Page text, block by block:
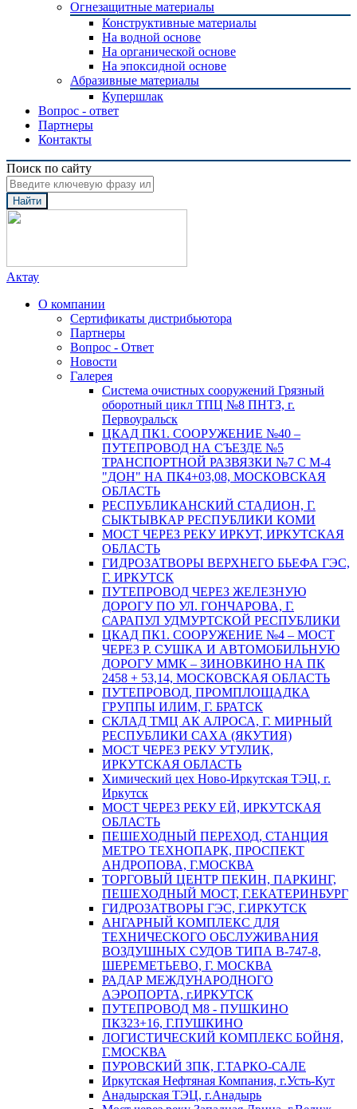
Огнезащитные материалы
Конструктивные материалы
На водной основе
На органической основе
На эпоксидной основе
Абразивные материалы
Купершлак
Вопрос - ответ
Партнеры
Контакты
Поиск по сайту
Найти
Актау
О компании
Сертификаты дистрибьютора
Партнеры
Вопрос - Ответ
Новости
Галерея
Система очистных сооружений Грязный
оборотный цикл ТПЦ №8 ПНТЗ, г.
Первоуральск
ЦКАД ПК1. СООРУЖЕНИЕ №40 –
ПУТЕПРОВОД НА СЪЕЗДЕ №5
ТРАНСПОРТНОЙ РАЗВЯЗКИ №7 С М-4
"ДОН" НА ПК4+03,08, МОСКОВСКАЯ
ОБЛАСТЬ
РЕСПУБЛИКАНСКИЙ СТАДИОН, Г.
СЫКТЫВКАР РЕСПУБЛИКИ КОМИ
МОСТ ЧЕРЕЗ РЕКУ ИРКУТ, ИРКУТСКАЯ
ОБЛАСТЬ
ГИДРОЗАТВОРЫ ВЕРХНЕГО БЬЕФА ГЭС,
Г. ИРКУТСК
ПУТЕПРОВОД ЧЕРЕЗ ЖЕЛЕЗНУЮ
ДОРОГУ ПО УЛ. ГОНЧАРОВА, Г.
САРАПУЛ УДМУРТСКОЙ РЕСПУБЛИКИ
ЦКАД ПК1. СООРУЖЕНИЕ №4 – МОСТ
ЧЕРЕЗ Р. СУШКА И АВТОМОБИЛЬНУЮ
ДОРОГУ ММК – ЗИНОВКИНО НА ПК
2458 + 53,14, МОСКОВСКАЯ ОБЛАСТЬ
ПУТЕПРОВОД, ПРОМПЛОЩАДКА
ГРУППЫ ИЛИМ, Г. БРАТСК
СКЛАД ТМЦ АК АЛРОСА, Г. МИРНЫЙ
РЕСПУБЛИКИ САХА (ЯКУТИЯ)
МОСТ ЧЕРЕЗ РЕКУ УТУЛИК,
ИРКУТСКАЯ ОБЛАСТЬ
Химический цех Ново-Иркутская ТЭЦ, г.
Иркутск
МОСТ ЧЕРЕЗ РЕКУ ЕЙ, ИРКУТСКАЯ
ОБЛАСТЬ
ПЕШЕХОДНЫЙ ПЕРЕХОД, СТАНЦИЯ
МЕТРО ТЕХНОПАРК, ПРОСПЕКТ
АНДРОПОВА, Г.МОСКВА
ТОРГОВЫЙ ЦЕНТР ПЕКИН, ПАРКИНГ,
ПЕШЕХОДНЫЙ МОСТ, Г.ЕКАТЕРИНБУРГ
ГИДРОЗАТВОРЫ ГЭС, Г.ИРКУТСК
АНГАРНЫЙ КОМПЛЕКС ДЛЯ
ТЕХНИЧЕСКОГО ОБСЛУЖИВАНИЯ
ВОЗДУШНЫХ СУДОВ ТИПА В-747-8,
ШЕРЕМЕТЬЕВО, Г. МОСКВА
РАДАР МЕЖДУНАРОДНОГО
АЭРОПОРТА, г.ИРКУТСК
ПУТЕПРОВОД М8 - ПУШКИНО
ПК323+16, Г.ПУШКИНО
ЛОГИСТИЧЕСКИЙ КОМПЛЕКС БОЙНЯ,
Г.МОСКВА
ПУРОВСКИЙ ЗПК, Г.ТАРКО-САЛЕ
Иркутская Нефтяная Компания, г.Усть-Кут
Анадырская ТЭЦ, г.Анадырь